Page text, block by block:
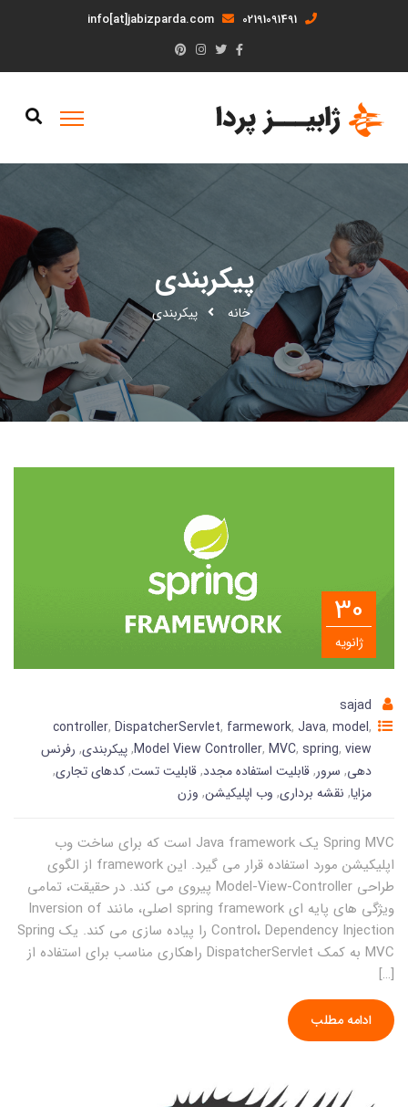
02191091491
info[at]jabizparda.com
پیکربندی
خانه پیکربندی
30
ژانویه
sajad
controller, DispatcherServlet, farmework, Java, model,
Model View Controller, MVC, spring, view
,پیکربندی, رفرنس
دهی, سرور,قابلیت استفاده مجدد,قابلیت تست,کدهای تجاری,
مزایا, نقشه برداری, وب اپلیکیشن, وزن
Spring MVC یک Java framework است که برای ساخت وب
اپلیکیشن مورد استفاده قرار می گیرد. این framework از الگوی
طراحی Model-View-Controller پیروی می کند. در حقیقت، تمامی
ویژگی های پایه ای spring framework اصلی، مانند Inversion of
Control، Dependency Injection را پیاده سازی می کند. یک Spring
MVC به کمک DispatcherServlet راهکاری مناسب برای استفاده از
[…]
ادامه مطلب